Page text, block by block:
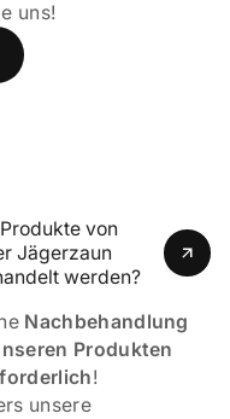
uns!
von
Jägerzaun
werden?
Nachbehandlung
Produkten
!
unsere